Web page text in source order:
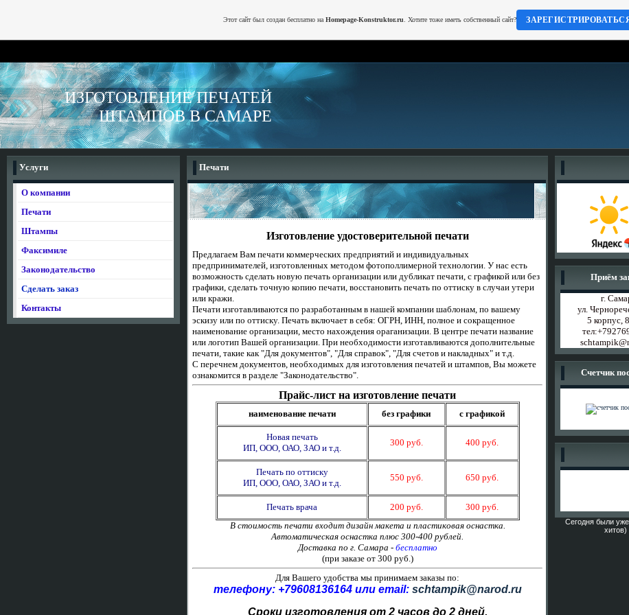
ИЗГОТОВЛЕНИЕ ПЕЧАТЕЙ
ШТАМПОВ В САМАРЕ
Услуги
О компании
Печати
Штампы
Факсимиле
Законодательство
Сделать заказ
Контакты
Печати
Изготовление удостоверительной печати
Предлагаем Вам печати коммерческих предприятий и индивидуальных
предпринимателей, изготовленных методом фотополлимерной технологии. У нас есть
возможность сделать новую печать организации или дубликат печати, с графикой или без
графики, сделать точную копию печати, восстановить печать по оттиску в случаи утери
или кражи.
Печати изготавливаются по разработанным в нашей компании шаблонам, по вашему
эскизу или по оттиску. Печать включает в себя: ОГРН, ИНН, полное и сокращенное
наименование организации, место нахождения ораганизации. В центре печати название
или логотип Вашей организации. При необходимости изготавливаются дополнительные
печати, такие как "Для документов", "Для справок", "Для счетов и накладных" и т.д.
С перечнем документов, необходимых для изготовления печатей и штампов, Вы можете
ознакомится в разделе "Законодательство".
Прайс-лист на изготовление печати
наименование печати без графики с графикой
Новая печать
ИП, ООО, ОАО, ЗАО и т.д.
300 руб. 400 руб.
Печать по оттиску
ИП, ООО, ОАО, ЗАО и т.д.
550 руб. 650 руб.
Печать врача 200 руб.
300 руб.
В стоимость печати входит дизайн макета и пластиковая оснастка.
Автоматическая оснастка плюс 300-400 рублей.
Доставка по г. Самара - бесплатно
(при заказе от 300 руб.)
Для Вашего удобства мы принимаем заказы по:
телефону: +79608136164 или email: schtampik@narod.ru
Сроки изготовления от 2 часов до 2 дней.
Приём
г.
ул.
5 корпус,
Счетчик
Сегодня были
хитов)
Этот сайт был создан бесплатно на Homepage-Konstruktor.ru . Хотите тоже иметь собственный сайт?